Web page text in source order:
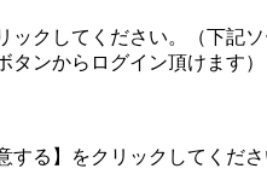
ックしてください。（下記
ンからログイン頂けます）
る】をクリックしてくださ